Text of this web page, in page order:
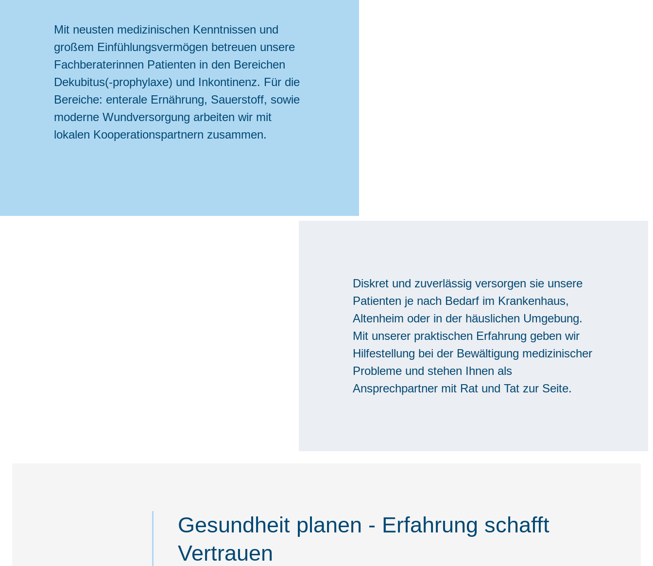
Mit neusten medizinischen Kenntnissen und
großem Einfühlungsvermögen betreuen unsere
Fachberaterinnen Patienten in den Bereichen
Dekubitus(-prophylaxe) und Inkontinenz. Für die
Bereiche: enterale Ernährung, Sauerstoff, sowie
moderne Wundversorgung arbeiten wir mit
lokalen Kooperationspartnern zusammen.
Diskret und zuverlässig versorgen sie unsere
Patienten je nach Bedarf im Krankenhaus,
Altenheim oder in der häuslichen Umgebung.
Mit unserer praktischen Erfahrung geben wir
Hilfestellung bei der Bewältigung medizinischer
Probleme und stehen Ihnen als
Ansprechpartner mit Rat und Tat zur Seite.
Gesundheit planen - Erfahrung schafft
Vertrauen